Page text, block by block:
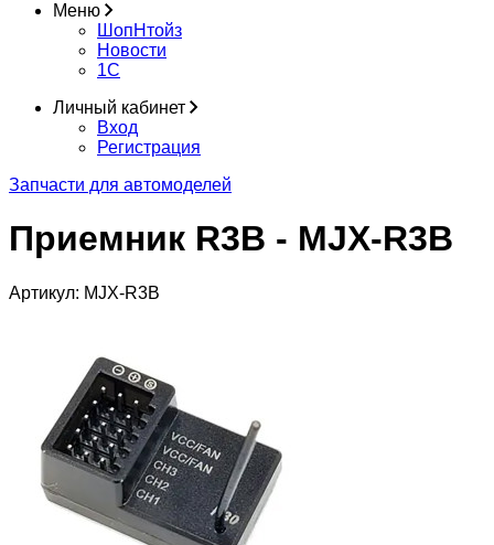
Меню
ШопНтойз
Новости
1C
Личный кабинет
Вход
Регистрация
Запчасти для автомоделей
Приемник R3B - MJX-R3B
Артикул: MJX-R3B